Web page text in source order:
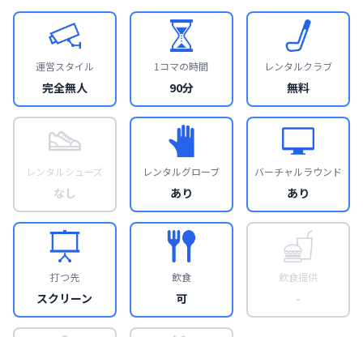
運営スタイル
完全無人
1コマの時間
90分
レンタルクラブ
無料
レンタルシューズ
なし
レンタルグローブ
あり
バーチャルラウンド
あり
打つ先
スクリーン
飲食
可
飲食提供
-